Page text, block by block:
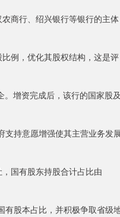
商行、绍兴银行等银行的主体
例，优化其股权结构，这是评
增资完成后，该行的国家股
持意愿增强使其主营业务发
国有股东持股合计占比由
股本占比，并积极争取省级